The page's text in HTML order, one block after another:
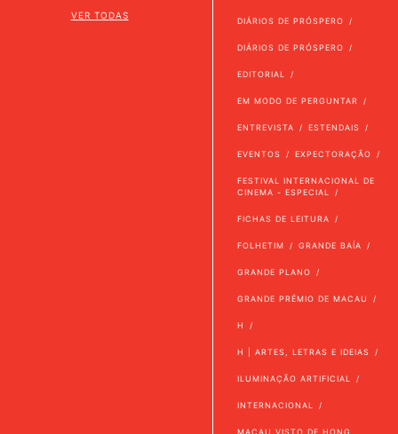
VER TODAS
DIÁRIOS DE PRÓSPERO
DIÁRIOS DE PRÓSPERO
EDITORIAL
EM MODO DE PERGUNTAR
ENTREVISTA ESTENDAIS
EVENTOS EXPECTORAÇÃO
FESTIVAL INTERNACIONAL DE
CINEMA - ESPECIAL
FICHAS DE LEITURA
FOLHETIM GRANDE BAÍA
GRANDE PLANO
GRANDE PRÉMIO DE MACAU
H
H | ARTES, LETRAS E IDEIAS
ILUMINAÇÃO ARTIFICIAL
INTERNACIONAL
MACAU VISTO DE HONG